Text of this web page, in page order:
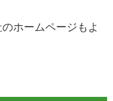
ホームページもよ